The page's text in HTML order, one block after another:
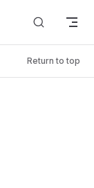
Return to top